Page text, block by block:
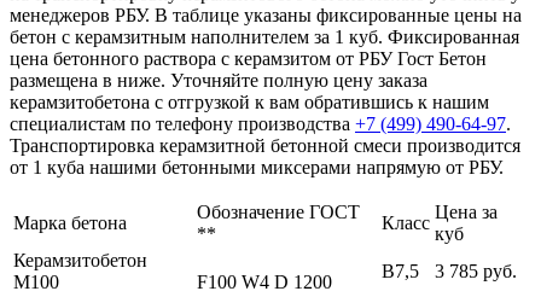
менеджеров РБУ. В таблице указаны фиксированные цены на
бетон с керамзитным наполнителем за 1 куб. Фиксированная
цена бетонного раствора с керамзитом от РБУ Гост Бетон
размещена в ниже. Уточняйте полную цену заказа
керамзитобетона с отгрузкой к вам обратившись к нашим
специалистам по телефону производства +7 (499) 490-64-97.
Транспортировка керамзитной бетонной смеси производится
от 1 куба нашими бетонными миксерами напрямую от РБУ.
Марка бетона
Обозначение ГОСТ
**
Класс
Цена за
куб
Керамзитобетон
М100
F100 W4 D 1200
В7,5
3 785 руб.